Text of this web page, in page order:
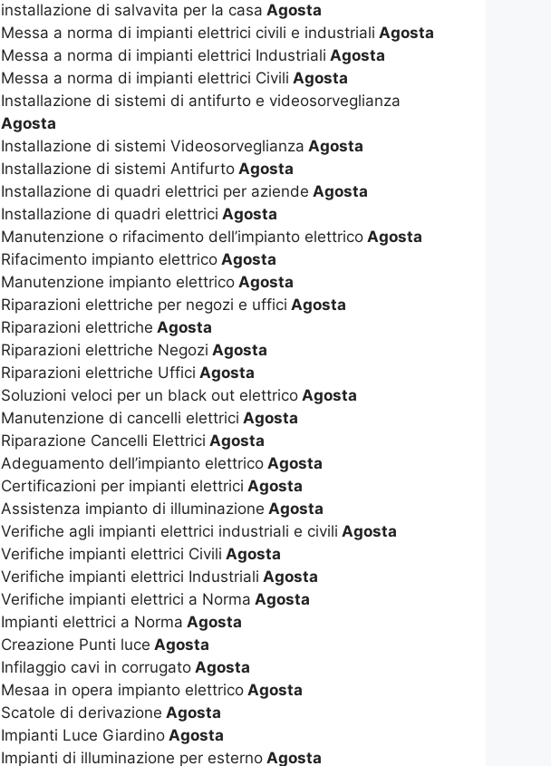
installazione di salvavita per la casa Agosta
Messa a norma di impianti elettrici civili e industriali Agosta
Messa a norma di impianti elettrici Industriali Agosta
Messa a norma di impianti elettrici Civili Agosta
Installazione di sistemi di antifurto e videosorveglianza
Agosta
Installazione di sistemi Videosorveglianza Agosta
Installazione di sistemi Antifurto Agosta
Installazione di quadri elettrici per aziende Agosta
Installazione di quadri elettrici Agosta
Manutenzione o rifacimento dell’impianto elettrico Agosta
Rifacimento impianto elettrico Agosta
Manutenzione impianto elettrico Agosta
Riparazioni elettriche per negozi e uffici Agosta
Riparazioni elettriche Agosta
Riparazioni elettriche Negozi Agosta
Riparazioni elettriche Uffici Agosta
Soluzioni veloci per un black out elettrico Agosta
Manutenzione di cancelli elettrici Agosta
Riparazione Cancelli Elettrici Agosta
Adeguamento dell’impianto elettrico Agosta
Certificazioni per impianti elettrici Agosta
Assistenza impianto di illuminazione Agosta
Verifiche agli impianti elettrici industriali e civili Agosta
Verifiche impianti elettrici Civili Agosta
Verifiche impianti elettrici Industriali Agosta
Verifiche impianti elettrici a Norma Agosta
Impianti elettrici a Norma Agosta
Creazione Punti luce Agosta
Infilaggio cavi in corrugato Agosta
Mesaa in opera impianto elettrico Agosta
Scatole di derivazione Agosta
Impianti Luce Giardino Agosta
Impianti di illuminazione per esterno Agosta